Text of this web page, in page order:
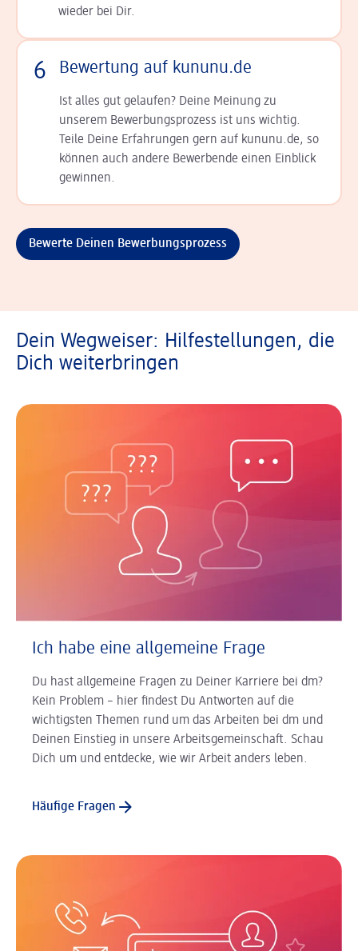
wieder bei Dir.
6 Bewertung auf kununu.de
Ist alles gut gelaufen? Deine Meinung zu
unserem Bewerbungsprozess ist uns wichtig.
Teile Deine Erfahrungen gern auf kununu.de, so
können auch andere Bewerbende einen Einblick
gewinnen.
Bewerte Deinen Bewerbungsprozess
Dein Wegweiser: Hilfestellungen, die
Dich weiterbringen
Ich habe eine allgemeine Frage
Du hast allgemeine Fragen zu Deiner Karriere bei dm?
Kein Problem – hier findest Du Antworten auf die
wichtigsten Themen rund um das Arbeiten bei dm und
Deinen Einstieg in unsere Arbeitsgemeinschaft. Schau
Dich um und entdecke, wie wir Arbeit anders leben.
Häufige Fragen